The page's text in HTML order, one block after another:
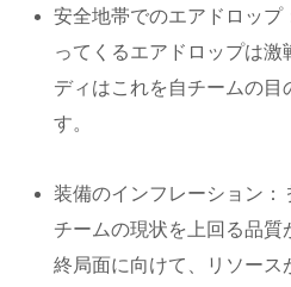
安全地帯でのエアドロップ
ってくるエアドロップは
ディはこれを自チームの目
す。
装備のインフレーション：
チームの現状を上回る品質
終局面に向けて、リソース